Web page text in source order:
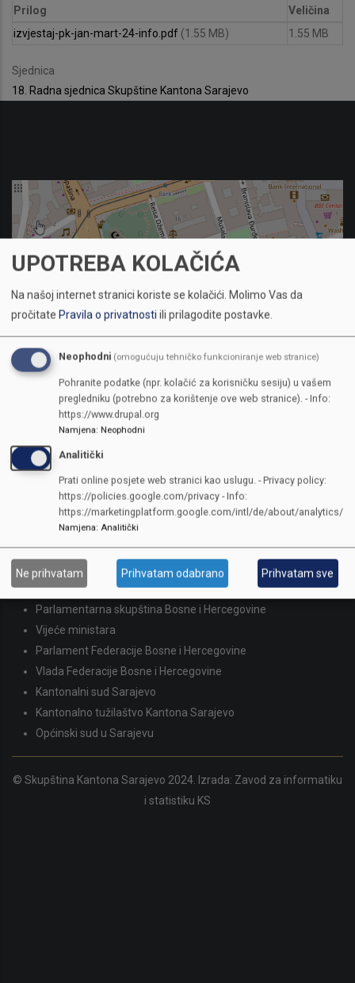
Prilog
Veličina
izvjestaj-pk-jan-mart-24-info.pdf (1.55 MB) 1.55 MB
Sjednica
18. Radna sjednica Skupštine Kantona Sarajevo
KONTAKTI
SKUPŠTINA
Adresa: Sarajevo, Reisa Džemaludina Čauševića 1
387 33 562-044
387 33 562-210
skupstina@skupstina.ks.gov.ba
LINKOVI
Parlamentarna skupština Bosne i Hercegovine
Vijeće ministara
Parlament Federacije Bosne i Hercegovine
Vlada Federacije Bosne i Hercegovine
Kantonalni sud Sarajevo
Kantonalno tužilaštvo Kantona Sarajevo
Općinski sud u Sarajevu
© Skupština Kantona Sarajevo 2024. Izrada: Zavod za informatiku
i statistiku KS
UPOTREBA KOLAČIĆA
Na našoj internet stranici koriste se kolačići. Molimo Vas da
pročitate Pravila o privatnostiili prilagodite postavke.
Neophodni (omogućuju tehničko funkcioniranje web stranice)
Pohranite podatke (npr. kolačić za korisničku sesiju) u vašem
pregledniku (potrebno za korištenje ove web stranice). - Info:
https://www.drupal.org
Namjena: Neophodni
Analitički
Prati online posjete web stranici kao uslugu. - Privacy policy:
https://policies.google.com/privacy - Info:
https://marketingplatform.google.com/intl/de/about/analytics/
Namjena: Analitički
Ne prihvatam Prihvatam odabrano Prihvatam sve